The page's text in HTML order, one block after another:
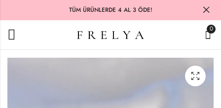
TÜM ÜRÜNLERDE 4 AL 3 ÖDE!
0